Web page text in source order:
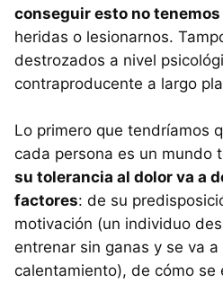
conseguir esto no
heridas o lesionarnos.
destrozados a nivel
contraproducente a largo
Lo primero que tendríamos
cada persona es un mundo
su tolerancia al dolor va a
factores: de su
motivación (un individuo
entrenar sin ganas y se va
calentamiento), de cómo se